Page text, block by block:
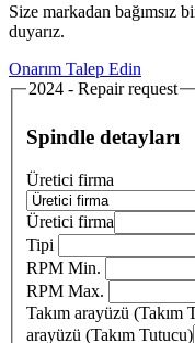
Size markadan bağımsız
duyarız.
Onarım Talep Edin
2024 - Repair request
Spindle detayları
Üretici firma
Üretici firma
Tipi
RPM Min.
RPM Max.
Takım arayüzü (Takım
arayüzü (Takım Tutucu)